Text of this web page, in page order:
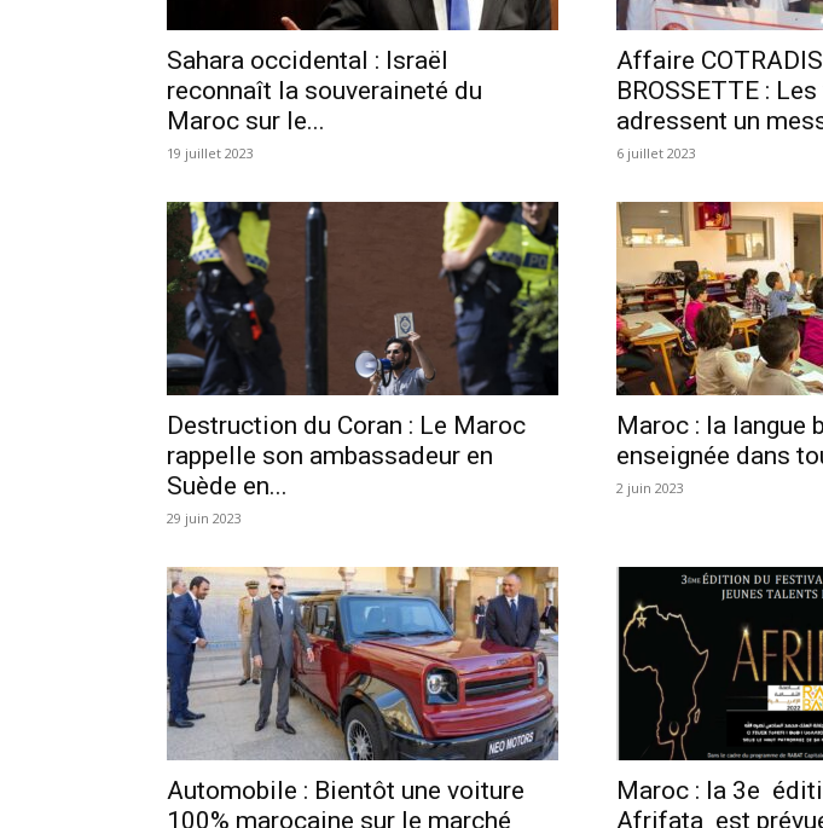
Sahara occidental : Israël
reconnaît la souveraineté du
Maroc sur le...
19 juillet 2023
Affaire
BROSSETTE :
adressent un
6 juillet 2023
Destruction du Coran : Le Maroc
rappelle son ambassadeur en
Suède en...
29 juin 2023
Maroc : la langue
enseignée dans
2 juin 2023
Automobile : Bientôt une voiture
100% marocaine sur le marché
Maroc : la 3e
Afrifata est